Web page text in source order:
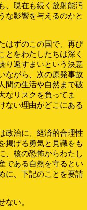
、現在も続く放射能汚
な影響を与えるのかと
はずのこの国で、再び
とをわたしたちは深く
り返すまいという決意
ながら、次の原発事故
間の生活や自然まで破
なリスクを負ってま
ない理由がどこにある
政治に、経済的合理性
掲げる勇気と見識をも
、核の恐怖からわたし
である自然を守るとい
に、下記のことを要請
ない。